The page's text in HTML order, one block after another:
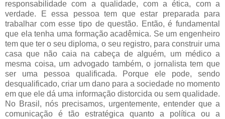
responsabilidade com a qualidade, com a ética, com a
verdade. E essa pessoa tem que estar preparada para
trabalhar com esse tipo de questão. Então, é fundamental
que ela tenha uma formação acadêmica. Se um engenheiro
tem que ter o seu diploma, o seu registro, para construir uma
casa que não caia na cabeça de alguém, um médico a
mesma coisa, um advogado também, o jornalista tem que
ser uma pessoa qualificada. Porque ele pode, sendo
desqualificado, criar um dano para a sociedade no momento
em que ele dá uma informação distorcida ou sem qualidade.
No Brasil, nós precisamos, urgentemente, entender que a
comunicação é tão estratégica quanto a política ou a